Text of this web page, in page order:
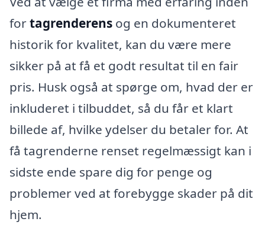
fortagrenderens og en dokumenteret
historik for kvalitet, kan du være mere
sikker på at få et godt resultat til en fair
pris. Husk også at spørge om, hvad der er
inkluderet i tilbuddet, så du får et klart
billede af, hvilke ydelser du betaler for. At
få tagrenderne renset regelmæssigt kan i
sidste ende spare dig for penge og
problemer ved at forebygge skader på dit
hjem.